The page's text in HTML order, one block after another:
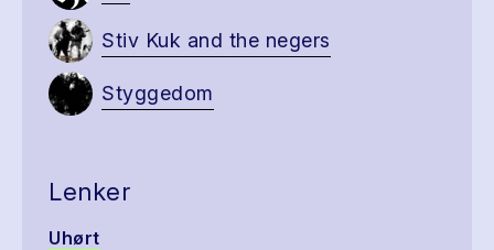
Stiv Kuk and the negers
Styggedom
Lenker
Uhørt